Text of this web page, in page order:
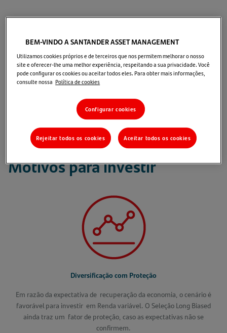
tem por objetivo proporcionar ganhos de capital a
longo prazo, alocando, primordialmente, por meio de
fundos de investimento, no mercado de renda
variável, com viés comprado, buscando ganhar com a
posições táticas vendidas e alocações em outros tipos
de ativos, para minimizar perdas ou obter resultados
positivos em momentos adversos de mercado.
Motivos para investir
Diversificação com Proteção
Em razão da expectativa de recuperação da economia, o cenário é
favorável para investir em Renda variável. O Seleção Long Biased
ainda traz um fator de proteção, caso as expectativas não se
confirmem.
BEM-VINDO A SANTANDER ASSET MANAGEMENT
Utilizamos cookies próprios e de terceiros que nos permitem melhorar o nosso
site e oferecer-lhe uma melhor experiência, respeitando a sua privacidade. Você
pode configurar os cookies ou aceitar todos eles. Para obter mais informações,
consulte nossa Política de cookies
Configurar cookies
Rejeitar todos os cookies Aceitar todos os cookies